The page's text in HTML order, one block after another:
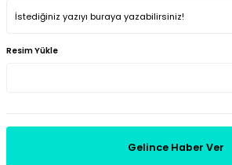
Resim Yükle
Gelince Haber Ver